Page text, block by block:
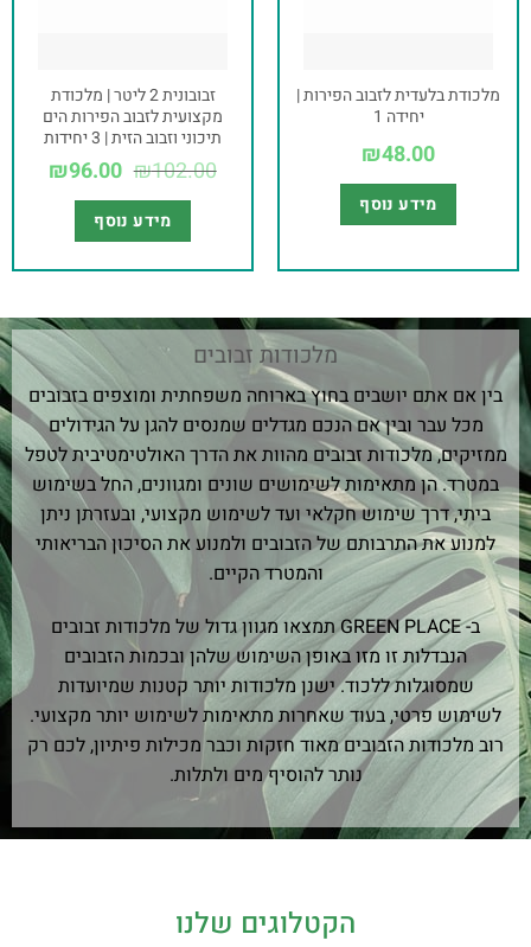
מלכודת בלעדית לזבוב הפירות |
יחידה 1
₪48.00
מידע נוסף
זבובונית 2 ליטר | מלכודת
מקצועית לזבוב הפירות הים
תיכוני וזבוב הזית | 3 יחידות
₪102.00
₪96.00
מידע נוסף
מלכודות זבובים
בין אם אתם יושבים בחוץ בארוחה משפחתית ומוצפים בזבובים
מכל עבר ובין אם הנכם מגדלים שמנסים להגן על הגידולים
ממזיקים, מלכודות זבובים מהוות את הדרך האולטימטיבית לטפל
במטרד. הן מתאימות לשימושים שונים ומגוונים, החל בשימוש
ביתי, דרך שימוש חקלאי ועד לשימוש מקצועי, ובעזרתן ניתן
למנוע את התרבותם של הזבובים ולמנוע את הסיכון הבריאותי
והמטרד הקיים.
ב- GREEN PLACE תמצאו מגוון גדול של מלכודות זבובים
הנבדלות זו מזו באופן השימוש שלהן ובכמות הזבובים
שמסוגלות ללכוד. ישנן מלכודות יותר קטנות שמיועדות
לשימוש פרטי, בעוד שאחרות מתאימות לשימוש יותר מקצועי.
רוב מלכודות הזבובים מאוד חזקות וכבר מכילות פיתיון, לכם רק
נותר להוסיף מים ולתלות.
הקטלוגים שלנו